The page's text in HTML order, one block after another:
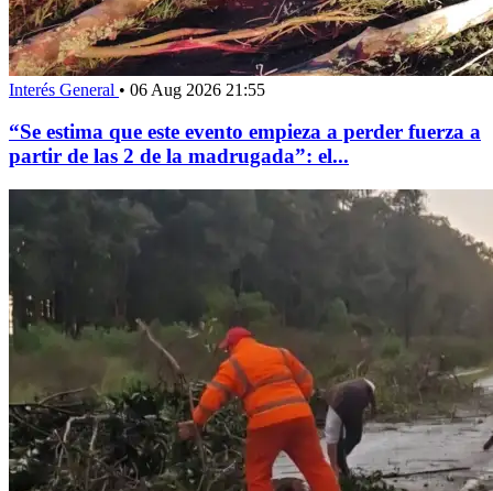
Interés General • 06 Aug 2026 21:55
“Se estima que este evento empieza a perder fuerza a
partir de las 2 de la madrugada”: el...